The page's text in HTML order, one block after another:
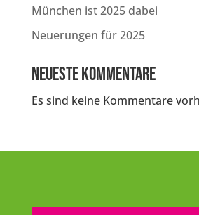
München ist 2025 dabei
Neuerungen für 2025
Neueste Kommentare
Es sind keine Kommentare